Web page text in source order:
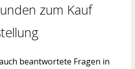
zum Kauf
beantwortete Fragen in